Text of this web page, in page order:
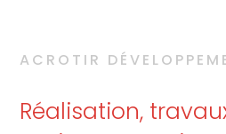
ACROTIR
Réalisation,